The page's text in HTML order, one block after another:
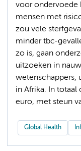
voor ondervoede
mensen met
zou vele
minder tbc-
zo is, gaan
uitzoeken in
wetenschappers,
in Afrika. In
euro, met steun
Global Health